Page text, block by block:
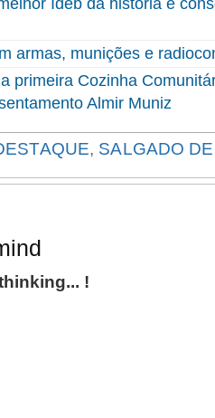
armas, munições e
primeira Cozinha
Almir Muniz
, SALGADO
!